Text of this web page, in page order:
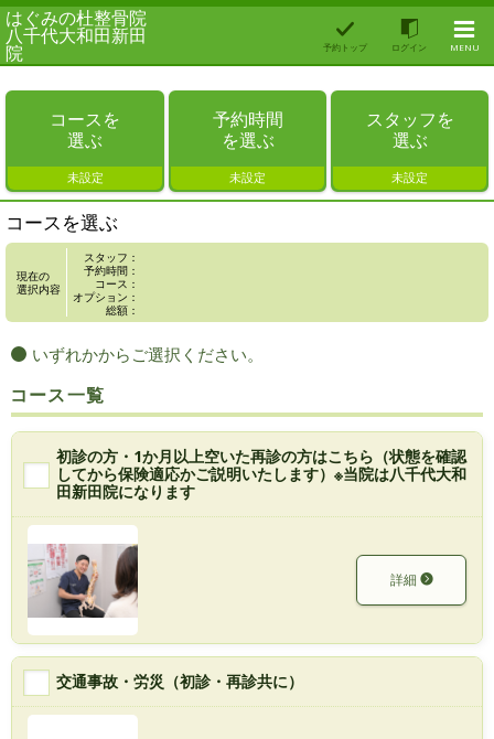
はぐみの杜整骨院
八千代大和田新田
院 予約トップ ログイン MENU
コースを
選ぶ
未設定
予約時間
を選ぶ
未設定
スタッフを
選ぶ
未設定
コースを選ぶ
現在の
選択内容
スタッフ：
予約時間：
コース：
オプション：
総額：
いずれかからご選択ください。
コース一覧
初診の方・1か月以上空いた再診の方はこちら（状態を確認
してから保険適応かご説明いたします）※当院は八千代大和
田新田院になります
詳細
交通事故・労災（初診・再診共に）